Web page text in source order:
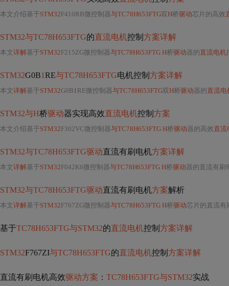
本文介绍基于STM32F410RB微控制器与TC78H653FTG双H桥驱动芯片的高效
STM32与TC78H653FTG的直流电机控制 方案详解
本文详解基于STM32F215ZG微控制器与TC78H653FTG H桥驱动器的直流电机
STM32G0B1RE与TC78H653FTG电机控制 方案详解
本文详解基于STM32G0B1RE微控制器与TC78H653FTG双H桥驱动器的直流电
STM32与H桥驱动器实现高效直流电机控制 方案
本文介绍基于STM32F302VC微控制器与TC78H653FTG H桥驱动器的高效直流
STM32与TC78H653FTG驱动直流有刷电机方案详解
本文详解基于STM32F042K6微控制器与TC78H653FTG H桥驱动器的直流有刷
STM32与TC78H653FTG驱动直流有刷电机方案解析
本文详解基于STM32F767ZG微控制器与TC78H653FTG H桥驱动芯片的直流有
基于TC78H653FTG与STM32的直流电机控制 方案详解
STM32F767ZI与TC78H653FTG的直流电机控制 方案详解
直流有刷电机高效驱动方案 ： TC78H653FTG与STM32实战